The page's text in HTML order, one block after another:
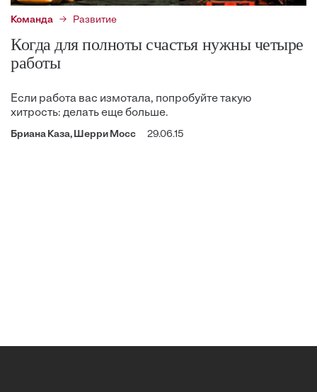
Команда Развитие
Когда для полноты счастья нужны четыре
работы
Если работа вас измотала, попробуйте такую
хитрость: делать еще больше.
Бриана Каза, Шерри Мосс 29.06.15